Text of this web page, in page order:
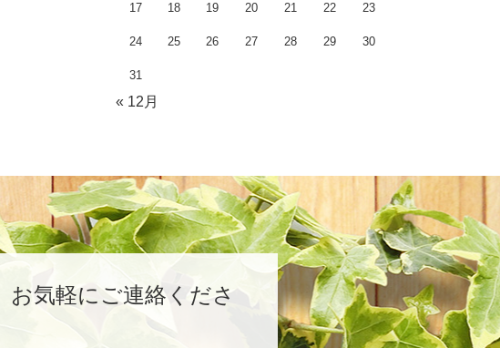
17 18 19 20 21 22 23
24 25 26 27 28 29 30
31
« 12月
お気軽にご連絡くださ